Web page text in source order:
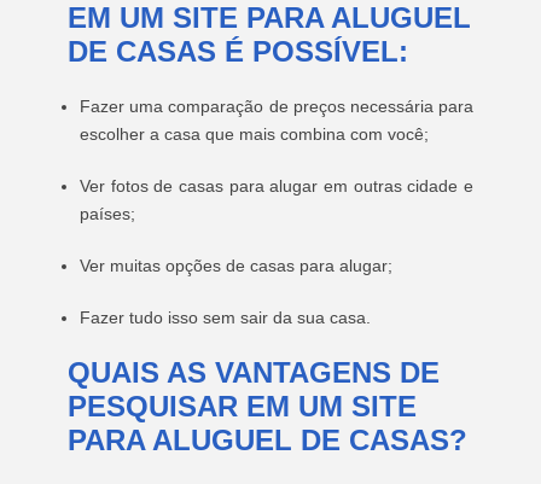
EM UM SITE PARA ALUGUEL
DE CASAS É POSSÍVEL:
Fazer uma comparação de preços necessária para
escolher a casa que mais combina com você;
Ver fotos de casas para alugar em outras cidade e
países;
Ver muitas opções de casas para alugar;
Fazer tudo isso sem sair da sua casa.
QUAIS AS VANTAGENS DE
PESQUISAR EM UM SITE
PARA ALUGUEL DE CASAS?